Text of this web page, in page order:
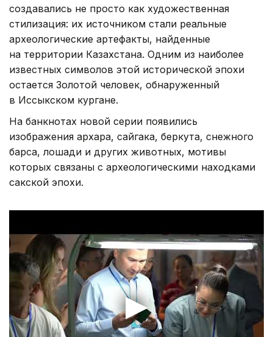
создавались не просто как художественная
стилизация: их источником стали реальные
археологические артефакты, найденные
на территории Казахстана. Одним из наиболее
известных символов этой исторической эпохи
остается Золотой человек, обнаруженный
в Иссыкском кургане.
На банкнотах новой серии появились
изображения архара, сайгака, беркута, снежного
барса, лошади и других животных, мотивы
которых связаны с археологическими находками
сакской эпохи.